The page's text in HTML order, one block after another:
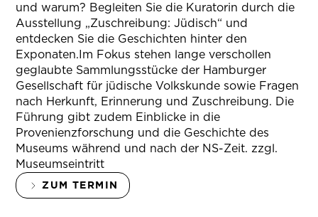
und warum? Begleiten Sie die Kuratorin durch die
Ausstellung „Zuschreibung: Jüdisch“ und
entdecken Sie die Geschichten hinter den
Exponaten.Im Fokus stehen lange verschollen
geglaubte Sammlungsstücke der Hamburger
Gesellschaft für jüdische Volkskunde sowie Fragen
nach Herkunft, Erinnerung und Zuschreibung. Die
Führung gibt zudem Einblicke in die
Provenienzforschung und die Geschichte des
Museums während und nach der NS-Zeit. zzgl.
Museumseintritt
ZUM TERMIN